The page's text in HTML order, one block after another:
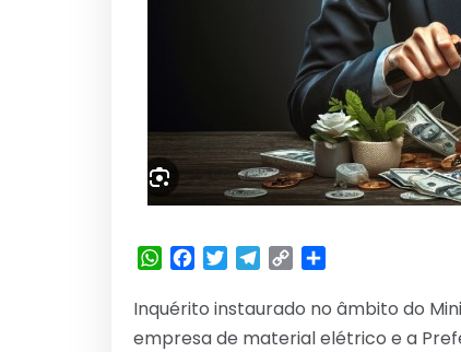
WhatsApp
Facebook
TwitterTelegram
Copy
Inquérito instaurado no âmbito do
empresa de material elétrico e a